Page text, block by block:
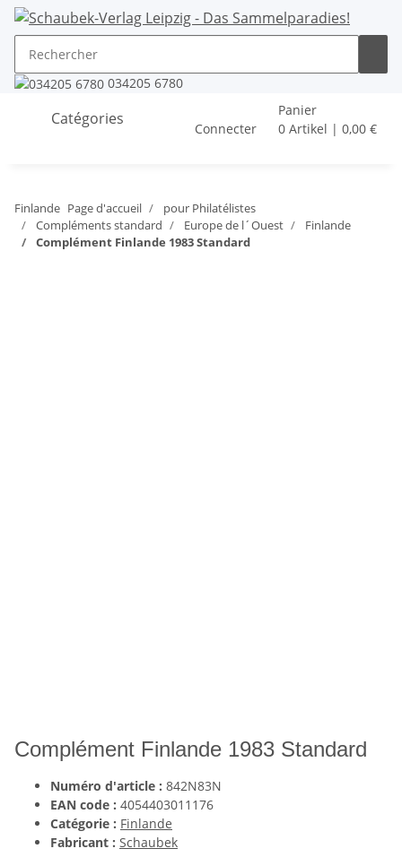
034205 6780
Catégories
Connecter
Panier
0 Artikel | 0,00 €
Finlande Page d'accueil
pour Philatélistes
Compléments standard
Europe de l´Ouest
Finlande
Complément Finlande 1983 Standard
Complément Finlande 1983 Standard
Numéro d'article : 842N83N
EAN code : 4054403011176
Catégorie : Finlande
Fabricant : Schaubek